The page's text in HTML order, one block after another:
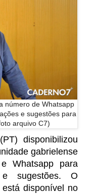
número de Whatsapp
e sugestões para
arquivo C7)
disponibilizou
gabrielense
Whatsapp para
e sugestões. O
disponível no